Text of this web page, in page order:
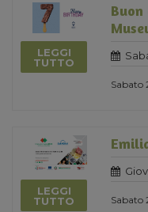
LEGGI
TUTTO
Sabato
LEGGI
TUTTO
Sabato